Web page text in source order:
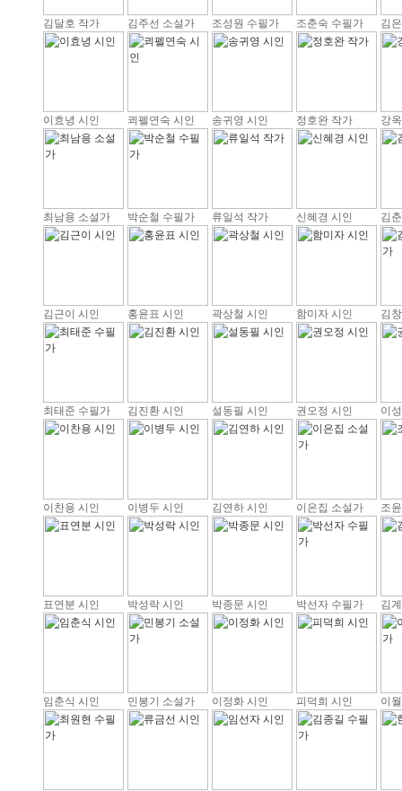
김달호 작가 김주선 소설가 조성원 수필가 조춘숙 수필가 김
이효녕 시인 쾨펠연숙 시인 송귀영 시인 정호완 작가 강
최남용 소설가 박순철 수필가 류일석 작가 신혜경 시인 김
김근이 시인 홍윤표 시인 곽상철 시인 함미자 시인 김
최태준 수필가 김진환 시인 설동필 시인 권오정 시인 이
이찬용 시인 이병두 시인 김연하 시인 이은집 소설가 조
표연분 시인 박성락 시인 박종문 시인 박선자 수필가 김
임춘식 시인 민봉기 소설가 이정화 시인 피덕희 시인 이